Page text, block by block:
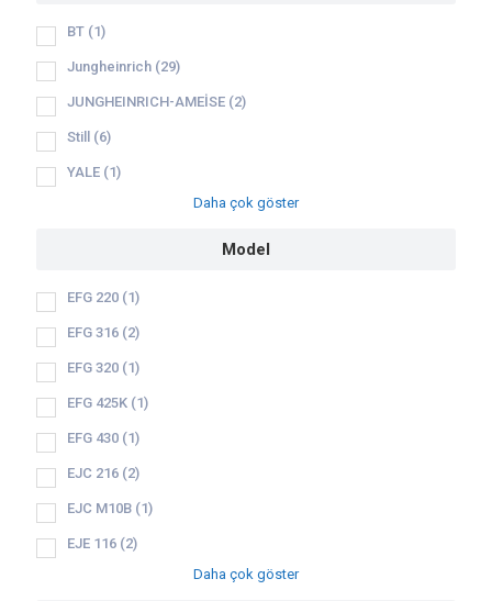
BT (1)
Jungheinrich (29)
JUNGHEINRICH-AMEİSE (2)
Still (6)
YALE (1)
Daha çok göster
Model
EFG 220 (1)
EFG 316 (2)
EFG 320 (1)
EFG 425K (1)
EFG 430 (1)
EJC 216 (2)
EJC M10B (1)
EJE 116 (2)
Daha çok göster